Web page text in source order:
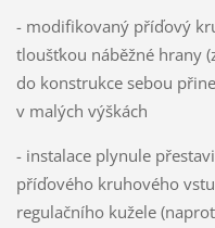
- modifikovaný příďový
tloušťkou náběžné hrany
do konstrukce sebou
v malých výškách
- instalace plynule
příďového kruhového
regulačního kužele